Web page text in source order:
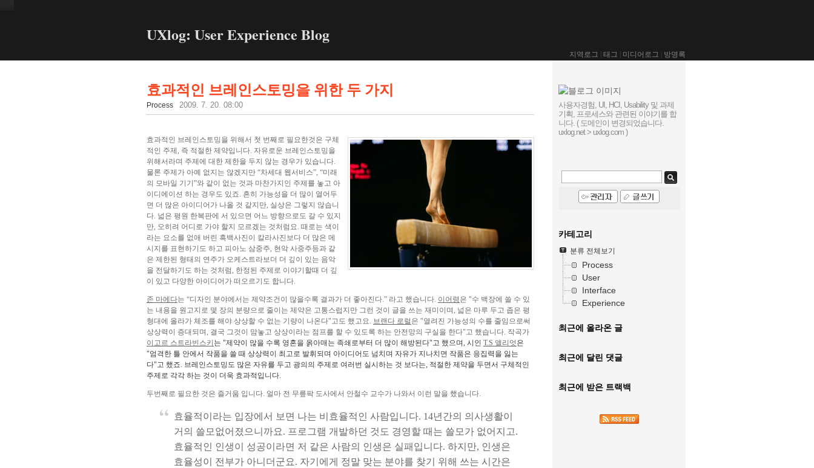
UXlog: User Experience Blog
지역로그 태그 미디어로그 방명록
효과적인 브레인스토밍을 위한 두 가지
Process 2009. 7. 20. 08:00
효과적인 브레인스토밍을 위해서 첫 번째로 필요한것은 구체
적인 주제, 즉 적절한 제약입니다. 자유로운 브레인스토밍을
위해서라며 주제에 대한 제한을 두지 않는 경우가 있습니다.
물론 주제가 아예 없지는 않겠지만 “차세대 웹서비스”, “미래
의 모바일 기기”와 같이 없는 것과 마찬가지인 주제를 놓고 아
이디에이션 하는 경우도 있죠. 흔히 가능성을 더 많이 열어두
면 더 많은 아이디어가 나올 것 같지만, 실상은 그렇지 않습니
다. 넓은 평원 한복판에 서 있으면 어느 방향으로도 갈 수 있지
만, 오히려 어디로 가야 할지 모르겠는 것처럼요. 때로는 색이
라는 요소를 없애 버린 흑백사진이 칼라사진보다 더 많은 메
시지를 표현하기도 하고 피아노 삼중주, 현악 사중주등과 같
은 제한된 형태의 연주가 오케스트라보더 더 깊이 있는 음악
을 전달하기도 하는 것처럼, 한정된 주제로 이야기할때 더 깊
이 있고 다양한 아이디어가 떠오르기도 합니다.
존 마에다는 “디자인 분야에서는 제약조건이 많을수록 결과가 더 좋아진다.” 라고 했습니다. 이어령은 "수 백장에 쓸 수 있
는 내용을 원고지로 몇 장의 분량으로 줄이는 제약은 고통스럽지만 그런 것이 글을 쓰는 재미이며, 넓은 마루 두고 좁은 평
형대에 올라가 체조를 해야 상상할 수 없는 기량이 나온다"고도 했고요. 브랜다 로럴 은 "열려진 가능성의 수를 줄임으로써
상상력이 증대되며, 결국 그것이 맘놓고 상상이라는 점프를 할 수 있도록 하는 안전망의 구실을 한다"고 했습니다. 작곡가
이고르 스트라빈스키 는 "제약이 많을 수록 영혼을 옭아매는 족쇄로부터 더 많이 해방된다"고 했으며, 시인 T.S 앨리엇 은
"엄격한 틀 안에서 작품을 쓸 때 상상력이 최고로 발휘되며 아이디어도 넘치며 자유가 지나치면 작품은 응집력을 잃는
다"고 했죠. 브레인스토밍도 많은 자유를 두고 광의의 주제로 여러번 실시하는 것 보다는, 적절한 제약을 두면서 구체적인
주제로 각각 하는 것이 더욱 효과적입니다.
두번째로 필요한 것은 즐거움 입니다. 얼마 전 무릎팍 도사에서 안철수 교수가 나와서 이런 말을 했습니다.
효율적이라는 입장에서 보면 나는 비효율적인 사람입니다. 14년간의 의사생활이
거의 쓸모없어졌으니까요. 프로그램 개발하던 것도 경영할 때는 쓸모가 없어지고.
효율적인 인생이 성공이라면 저 같은 사람의 인생은 실패입니다. 하지만, 인생은
효율성이 전부가 아니더군요. 자기에게 정말 맞는 분야를 찾기 위해 쓰는 시간은
사용자경험, UI, HCI, Usability 및 과제
기획, 프로세스와 관련된 이야기를 합
니다. ( 도메인이 변경되었습니다.
uxlog.net > uxlog.com )
카테고리
분류 전체보기
Process
User
Interface
Experience
최근에 올라온 글
최근에 달린 댓글
최근에 받은 트랙백